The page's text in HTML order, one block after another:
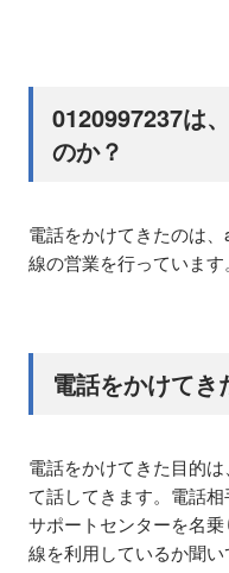
0120997237は
のか？
電話をかけてきたのは
線の営業を行っています。
電話をかけてき
電話をかけてきた目的
て話してきます。電話
サポートセンターを名
線を利用しているか聞い